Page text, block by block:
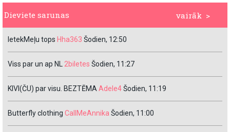
vairāk >
Dieviete sarunas
IetekMeļu tops Hha363 Šodien, 12:50
Viss par un ap NL2biletes Šodien, 11:27
KIVI(ČU) par visu. BEZTĒMAAdele4Šodien, 11:19
Butterfly clothing CallMeAnnika Šodien, 11:00